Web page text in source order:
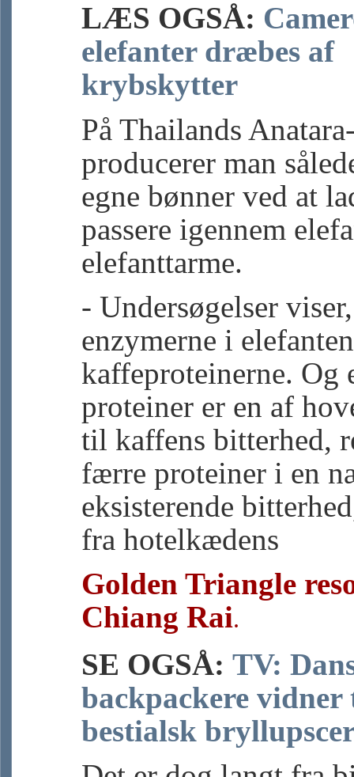
LÆS OGSÅ:
elefanter dræbes af
krybskytter
På Thailands
producerer man
egne bønner ved at
passere igennem
elefanttarme.
- Undersøgelser
enzymerne i
kaffeproteinerne. Og
proteiner er en af
til kaffens bitterhed,
færre proteiner i en
eksisterende
fra hotelkædens
Golden Triangle
Chiang Rai.
SE OGSÅ: TV:
backpackere vidner
bestialsk